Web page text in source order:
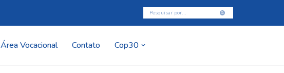
Área Vocacional Contato Cop30